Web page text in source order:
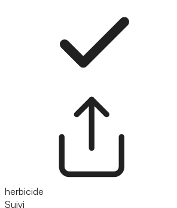
herbicide
Suivi